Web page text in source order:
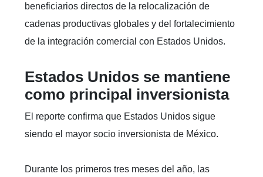
beneficiarios directos de la relocalización de
cadenas productivas globales y del fortalecimiento
de la integración comercial con Estados Unidos.
Estados Unidos se mantiene
como principal inversionista
El reporte confirma que Estados Unidos sigue
siendo el mayor socio inversionista de México.
Durante los primeros tres meses del año, las